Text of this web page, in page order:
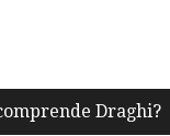
Draghi?